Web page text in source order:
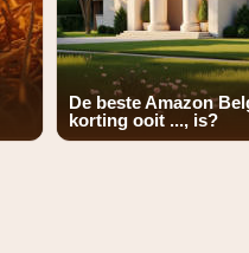
De beste Amazon
korting ooit ..., is?